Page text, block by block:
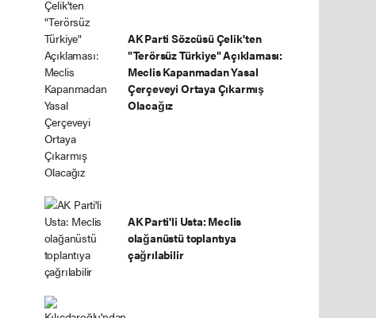
AK Parti Sözcüsü Çelik'ten
"Terörsüz Türkiye" Açıklaması:
Meclis Kapanmadan Yasal
Çerçeveyi Ortaya Çıkarmış
Olacağız
AK Parti'li Usta: Meclis
olağanüstü toplantıya
çağrılabilir